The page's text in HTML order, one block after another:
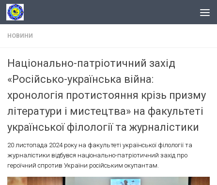
Skip to content
НОВИНИ
Національно-патріотичний захід
«Російсько-українська війна:
хронологія протистояння крізь призму
літератури і мистецтва» на факультеті
української філології та журналістики
20 листопада 2024 року на факультеті української філології та
журналістики відбувся національно-патріотичний захід про
героїчний спротив України російським окупантам.